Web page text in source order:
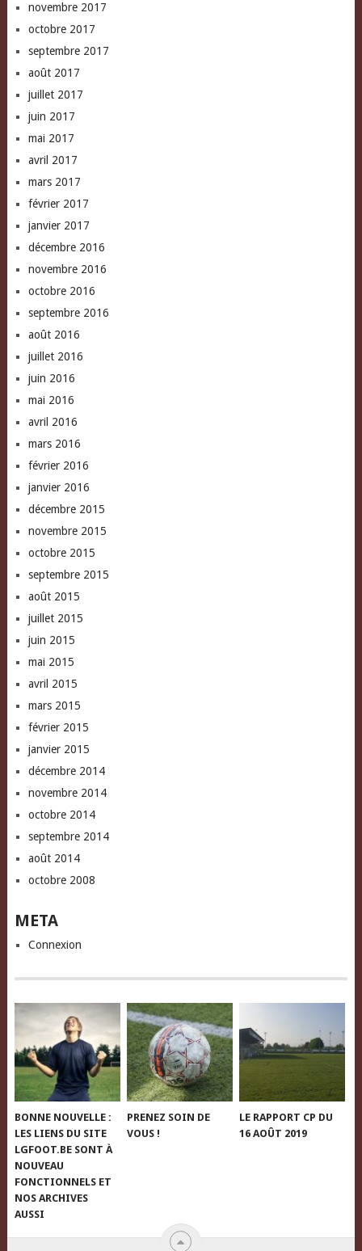
novembre 2017
octobre 2017
septembre 2017
août 2017
juillet 2017
juin 2017
mai 2017
avril 2017
mars 2017
février 2017
janvier 2017
décembre 2016
novembre 2016
octobre 2016
septembre 2016
août 2016
juillet 2016
juin 2016
mai 2016
avril 2016
mars 2016
février 2016
janvier 2016
décembre 2015
novembre 2015
octobre 2015
septembre 2015
août 2015
juillet 2015
juin 2015
mai 2015
avril 2015
mars 2015
février 2015
janvier 2015
décembre 2014
novembre 2014
octobre 2014
septembre 2014
août 2014
octobre 2008
META
Connexion
BONNE NOUVELLE :
LES LIENS DU SITE
LGFOOT.BE SONT À
NOUVEAU
FONCTIONNELS ET
NOS ARCHIVES
AUSSI
PRENEZ SOIN DE
VOUS !
LE RAPPORT CP DU
16 AOÛT 2019